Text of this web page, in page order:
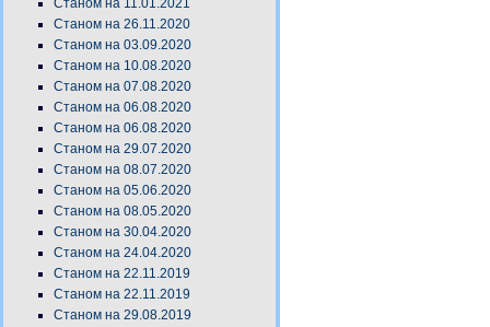
Станом на 11.01.2021
Станом на 26.11.2020
Станом на 03.09.2020
Станом на 10.08.2020
Станом на 07.08.2020
Станом на 06.08.2020
Станом на 06.08.2020
Станом на 29.07.2020
Станом на 08.07.2020
Станом на 05.06.2020
Станом на 08.05.2020
Станом на 30.04.2020
Станом на 24.04.2020
Станом на 22.11.2019
Станом на 22.11.2019
Станом на 29.08.2019